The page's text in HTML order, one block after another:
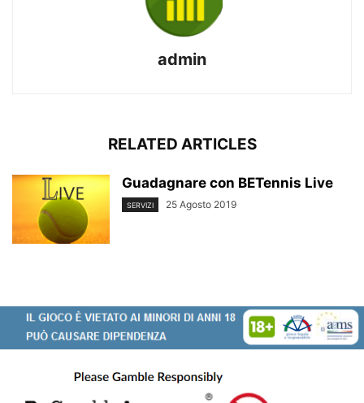
admin
RELATED ARTICLES
Guadagnare con BETennis Live
SERVIZI 25 Agosto 2019